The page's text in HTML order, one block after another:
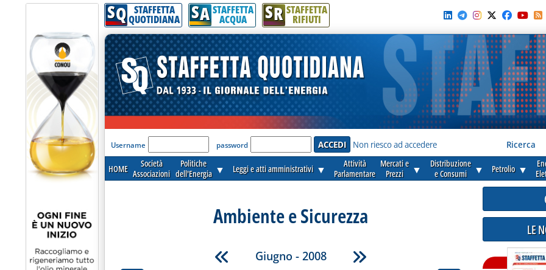
SQ STAFFETTA
QUOTIDIANA SA STAFFETTA
ACQUA SR STAFFETTA
RIFIUTI
'Modulo Login per accedere'
Username password Non riesco ad accedere Ricerca
HOME
Società
Associazioni
Politiche
dell'Energia ▼ Leggi e atti amministrativi ▼
Attività
Parlamentare
Mercati e
Prezzi
▼
Distribuzione
e Consumi
▼ Petrolio ▼
Ambiente e Sicurezza
Giugno - 2008
LE